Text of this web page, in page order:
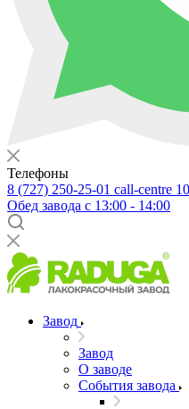
Телефоны
8 (727) 250-25-01 call-centre
Обед завода с 13:00 - 14:00
Завод
Завод
О заводе
События завода